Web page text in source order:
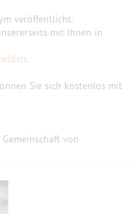
veröffentlicht.
mit Ihnen in
.
Sie sich kostenlos mit
von